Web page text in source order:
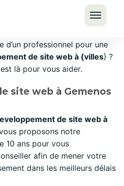
LE
d’un professionnel pour une
de site web à {villes} ?
là pour vous aider.
site web à Gemenos
de site web à
proposons notre
10 ans pour vous
afin de mener votre
dans les meilleurs délais